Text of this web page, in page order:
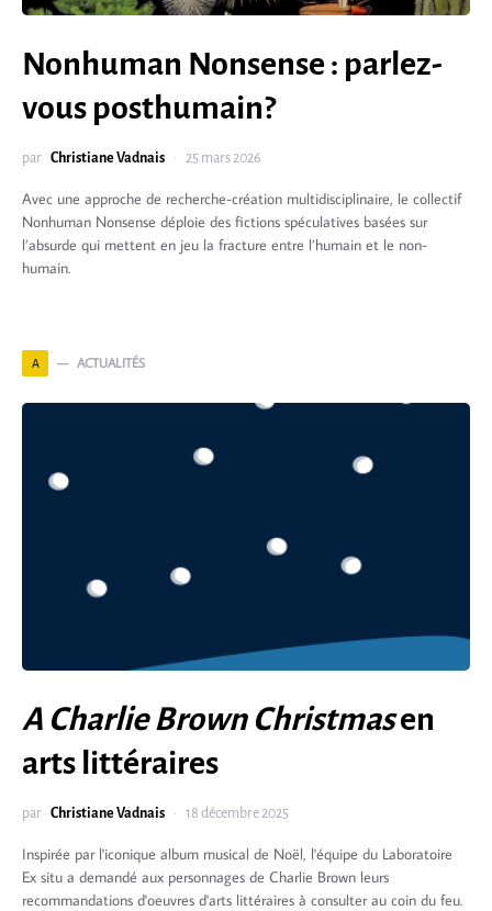
Nonhuman Nonsense : parlez-
vous posthumain?
par Christiane Vadnais 25 mars 2026
Avec une approche de recherche-création multidisciplinaire, le collectif
Nonhuman Nonsense déploie des fictions spéculatives basées sur
l’absurde qui mettent en jeu la fracture entre l’humain et le non-
humain.
A ACTUALITÉS
A Charlie Brown Christmasen
arts littéraires
par Christiane Vadnais 18 décembre 2025
Inspirée par l'iconique album musical de Noël, l'équipe du Laboratoire
Ex situ a demandé aux personnages de Charlie Brown leurs
recommandations d'oeuvres d'arts littéraires à consulter au coin du feu.